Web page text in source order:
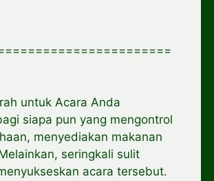
untuk Acara Anda
siapa pun yang mengontrol
menyediakan makanan
seringkali sulit
acara tersebut.